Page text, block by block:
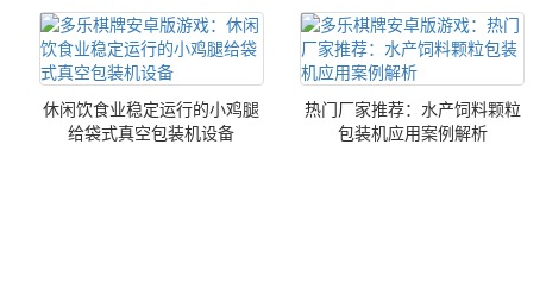
休闲饮食业稳定运行的小鸡腿
给袋式真空包装机设备
热门厂家推荐：水产饲料颗粒
包装机应用案例解析